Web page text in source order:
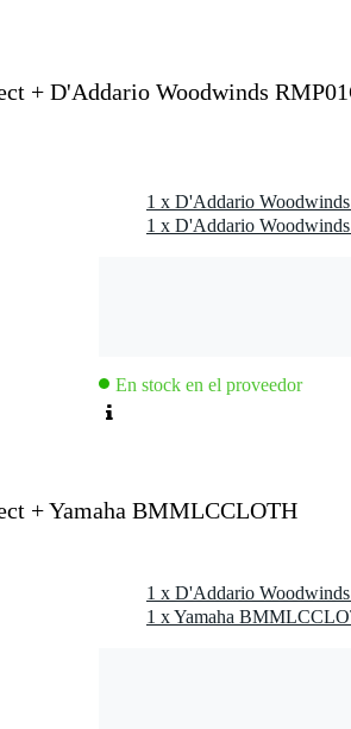
+ D'Addario Woodwinds
En stock en el proveedor
+ Yamaha BMMLCCLOTH